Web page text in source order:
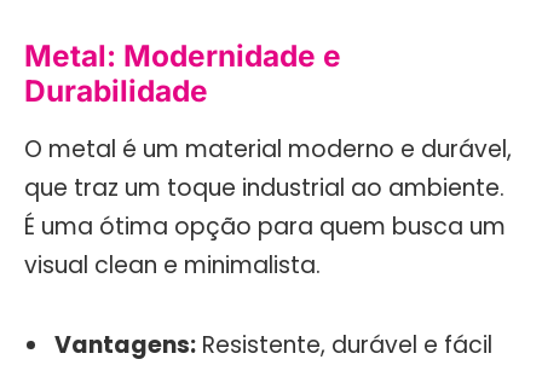
Metal: Modernidade e
Durabilidade
O metal é um material moderno e durável,
que traz um toque industrial ao ambiente.
É uma ótima opção para quem busca um
visual clean e minimalista.
Vantagens: Resistente, durável e fácil